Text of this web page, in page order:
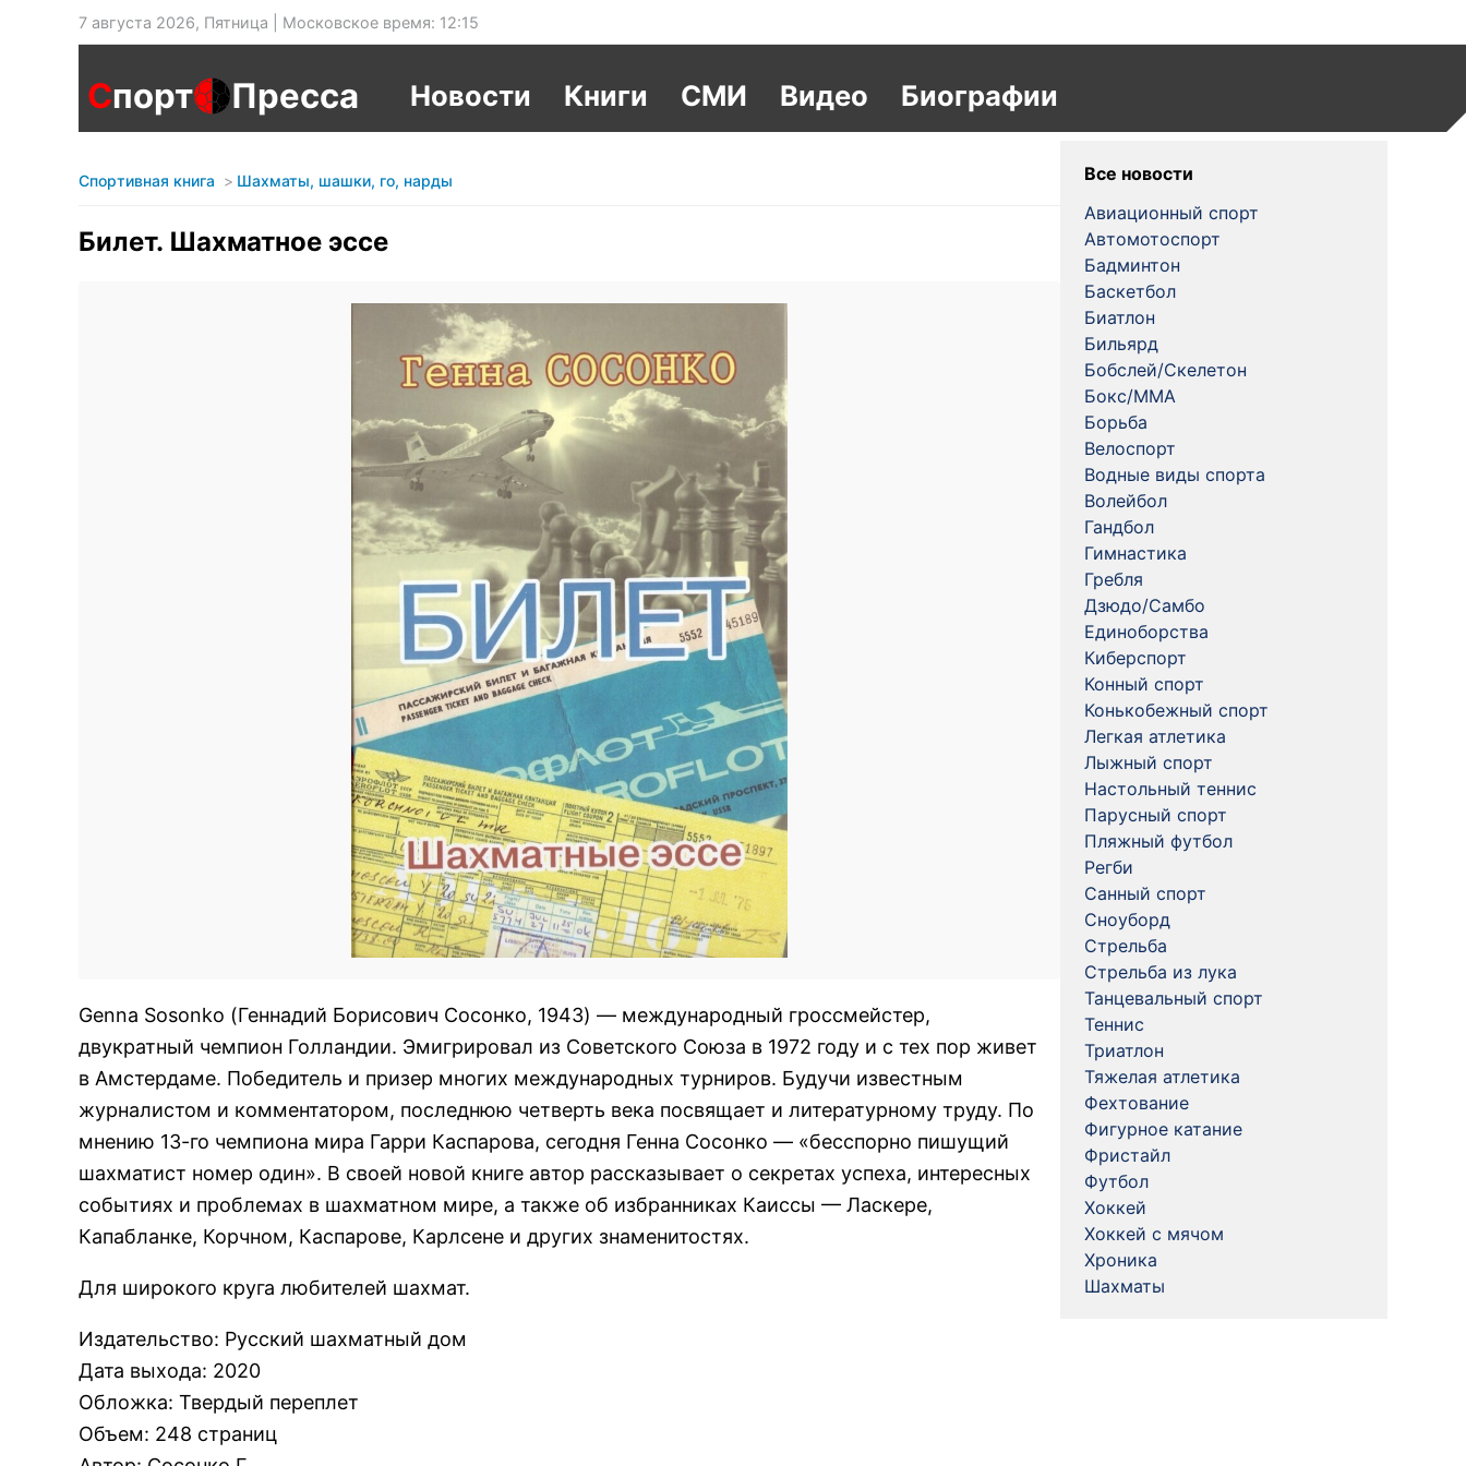
7 августа 2026, Пятница | Московское время: 12:15
Спорт Пресса Новости Книги СМИ Видео Биографии
Спортивная книга Шахматы, шашки, го, нарды
Билет. Шахматное эссе
Genna Sosonko (Геннадий Борисович Сосонко, 1943) — международный гроссмейстер,
двукратный чемпион Голландии. Эмигрировал из Советского Союза в 1972 году и с тех пор живет
в Амстердаме. Победитель и призер многих международных турниров. Будучи известным
журналистом и комментатором, последнюю четверть века посвящает и литературному труду. По
мнению 13-го чемпиона мира Гарри Каспарова, сегодня Генна Сосонко — «бесспорно пишущий
шахматист номер один». В своей новой книге автор рассказывает о секретах успеха, интересных
событиях и проблемах в шахматном мире, а также об избранниках Каиссы — Ласкере,
Капабланке, Корчном, Каспарове, Карлсене и других знаменитостях.
Для широкого круга любителей шахмат.
Издательство: Русский шахматный дом
Дата выхода: 2020
Обложка: Твердый переплет
Объем: 248 страниц
Все новости
Авиационный спорт
Автомотоспорт
Бадминтон
Баскетбол
Биатлон
Бильярд
Бобслей/Скелетон
Бокс/MMA
Борьба
Велоспорт
Водные виды спорта
Волейбол
Гандбол
Гимнастика
Гребля
Дзюдо/Самбо
Единоборства
Киберспорт
Конный спорт
Конькобежный спорт
Легкая атлетика
Лыжный спорт
Настольный теннис
Парусный спорт
Пляжный футбол
Регби
Санный спорт
Сноуборд
Стрельба
Стрельба из лука
Танцевальный спорт
Теннис
Триатлон
Тяжелая атлетика
Фехтование
Фигурное катание
Фристайл
Футбол
Хоккей
Хоккей с мячом
Хроника
Шахматы